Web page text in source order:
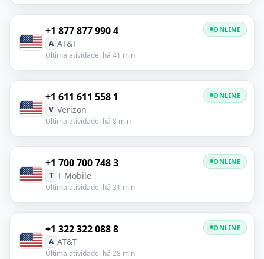
+1 877 877 990 4
A AT&T
Última atividade: há 41 min
ONLINE
+1 611 611 558 1
V Verizon
Última atividade: há 8 min
ONLINE
+1 700 700 748 3
T T-Mobile
Última atividade: há 31 min
ONLINE
+1 322 322 088 8
A AT&T
Última atividade: há 28 min
ONLINE